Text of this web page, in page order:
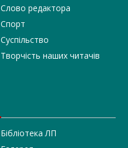
Слово редактора
Спорт
Суспільство
Творчість наших читачів
Бібліотека ЛП